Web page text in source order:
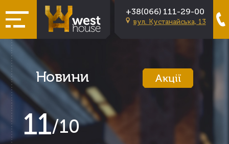
+38(066) 111-29-00
вул. Кустанайська, 13
Новини Акції
11/10